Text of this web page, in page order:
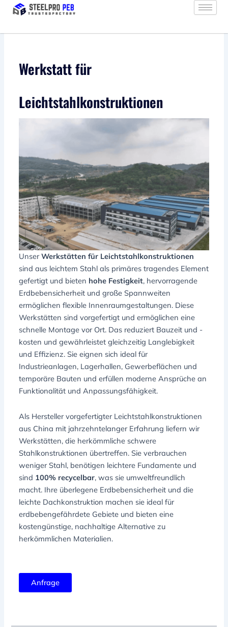
Zum
Inhalt
Werkstatt für
Leichtstahlkonstruktionen
UnserWerkstätten für Leichtstahlkonstruktionen
sind aus leichtem Stahl als primäres tragendes Element
gefertigt und bieten hohe Festigkeit, hervorragende
Erdbebensicherheit und große Spannweiten
ermöglichen flexible Innenraumgestaltungen. Diese
Werkstätten sind vorgefertigt und ermöglichen eine
schnelle Montage vor Ort. Das reduziert Bauzeit und -
kosten und gewährleistet gleichzeitig Langlebigkeit
und Effizienz. Sie eignen sich ideal für
Industrieanlagen, Lagerhallen, Gewerbeflächen und
temporäre Bauten und erfüllen moderne Ansprüche an
Funktionalität und Anpassungsfähigkeit.
Als Hersteller vorgefertigter Leichtstahlkonstruktionen
aus China mit jahrzehntelanger Erfahrung liefern wir
Werkstätten, die herkömmliche schwere
Stahlkonstruktionen übertreffen. Sie verbrauchen
weniger Stahl, benötigen leichtere Fundamente und
sind 100% recycelbar, was sie umweltfreundlich
macht. Ihre überlegene Erdbebensicherheit und die
leichte Dachkonstruktion machen sie ideal für
erdbebengefährdete Gebiete und bieten eine
kostengünstige, nachhaltige Alternative zu
herkömmlichen Materialien.
Anfrage